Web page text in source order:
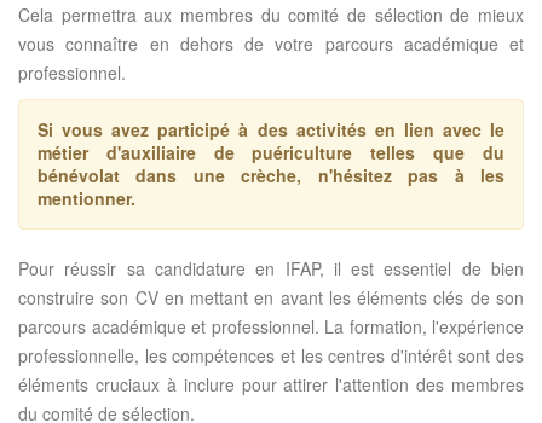
Cela permettra aux membres du comité de sélection de mieux
vous connaître en dehors de votre parcours académique et
professionnel.
Si vous avez participé à des activités en lien avec le
métier d'auxiliaire de puériculture telles que du
bénévolat dans une crèche, n'hésitez pas à les
mentionner.
Pour réussir sa candidature en IFAP, il est essentiel de bien
construire son CV en mettant en avant les éléments clés de son
parcours académique et professionnel. La formation, l'expérience
professionnelle, les compétences et les centres d'intérêt sont des
éléments cruciaux à inclure pour attirer l'attention des membres
du comité de sélection.